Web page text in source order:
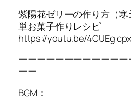
紫陽花ゼリーの作り方（
単お菓子作りレシピ
https://youtu.be/
ーーーーーーーーーーー
ーー
BGM：